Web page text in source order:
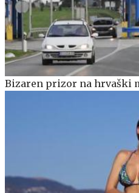
Bizaren prizor na hrvaški